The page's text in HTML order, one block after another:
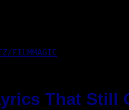
FILMMAGIC
That Still